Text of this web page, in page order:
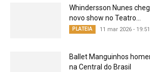
Whindersson Nunes
novo show no Teatro...
PLATEIA 11 mar 2026 - 19:51
Ballet Manguinhos
na Central do Brasil